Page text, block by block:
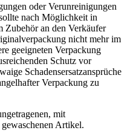
oder Verunreinigungen
nach Möglichkeit in
Zubehör an den Verkäufer
nicht mehr im
geeigneten Verpackung
Schutz vor
Schadensersatzansprüche
Verpackung zu
mit
Artikel.